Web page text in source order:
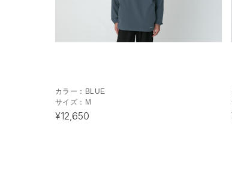
カラー： BLUE
サイズ： M
¥12,650